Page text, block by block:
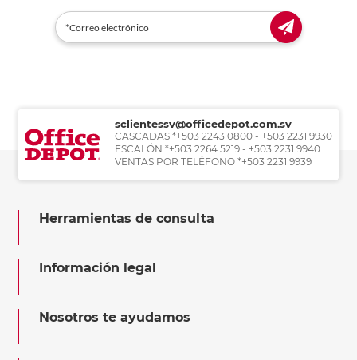
sclientessv@officedepot.com.sv
CASCADAS *+503 2243 0800 - +503 2231 9930
ESCALÓN *+503 2264 5219 - +503 2231 9940
VENTAS POR TELÉFONO *+503 2231 9939
Herramientas de consulta
Información legal
Nosotros te ayudamos